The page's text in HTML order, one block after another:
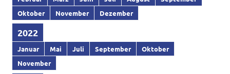
Oktober
November Dezember
2022
Januar Mai Juli September
Oktober
November